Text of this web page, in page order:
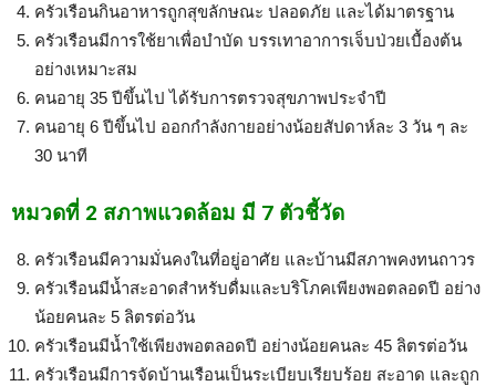
ครัวเรือนกินอาหารถูกสุขลักษณะ ปลอดภัย และได้มาตรฐาน
ครัวเรือนมีการใช้ยาเพื่อบำบัด บรรเทาอาการเจ็บป่วยเบื้องต้น
อย่างเหมาะสม
คนอายุ 35 ปีขึ้นไป ได้รับการตรวจสุขภาพประจำปี
คนอายุ 6 ปีขึ้นไป ออกกำลังกายอย่างน้อยสัปดาห์ละ 3 วัน ๆ ละ
30 นาที
หมวดที่ 2 สภาพแวดล้อม มี 7 ตัวชี้วัด
ครัวเรือนมีความมั่นคงในที่อยู่อาศัย และบ้านมีสภาพคงทนถาวร
ครัวเรือนมีน้ำสะอาดสำหรับดื่มและบริโภคเพียงพอตลอดปี อย่าง
น้อยคนละ 5 ลิตรต่อวัน
ครัวเรือนมีน้ำใช้เพียงพอตลอดปี อย่างน้อยคนละ 45 ลิตรต่อวัน
ครัวเรือนมีการจัดบ้านเรือนเป็นระเบียบเรียบร้อย สะอาด และถูก